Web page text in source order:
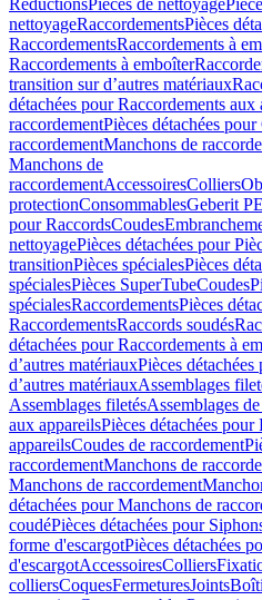
RéductionsPièces de nettoyage
nettoyageRaccordementsPièces
RaccordementsRaccordements à
Raccordements à emboîter
transition sur d’autres matériaux
détachées pour Raccordements aux
raccordementPièces détachées
raccordementManchons de
Manchons de
raccordementAccessoiresColliers
protectionConsommablesGeberit PE
pour RaccordsCoudes
nettoyagePièces détachées pour
transitionPièces spécialesPièces
spécialesPièces SuperTubeCoudes
spécialesRaccordementsPièces
RaccordementsRaccords soudés
détachées pour Raccordements à
d’autres matériauxPièces
d’autres matériauxAssemblages
Assemblages filetésAssemblages
aux appareilsPièces détachées
appareilsCoudes de raccordement
raccordementManchons de
Manchons de raccordement
détachées pour Manchons de
coudéPièces détachées pour
forme d'escargotPièces détachées
d'escargotAccessoiresColliers
colliersCoquesFermeturesJoints